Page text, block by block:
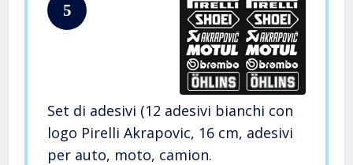
5
Set di adesivi (12 adesivi bianchi con
logo Pirelli Akrapovic, 16 cm, adesivi
per auto, moto, camion.